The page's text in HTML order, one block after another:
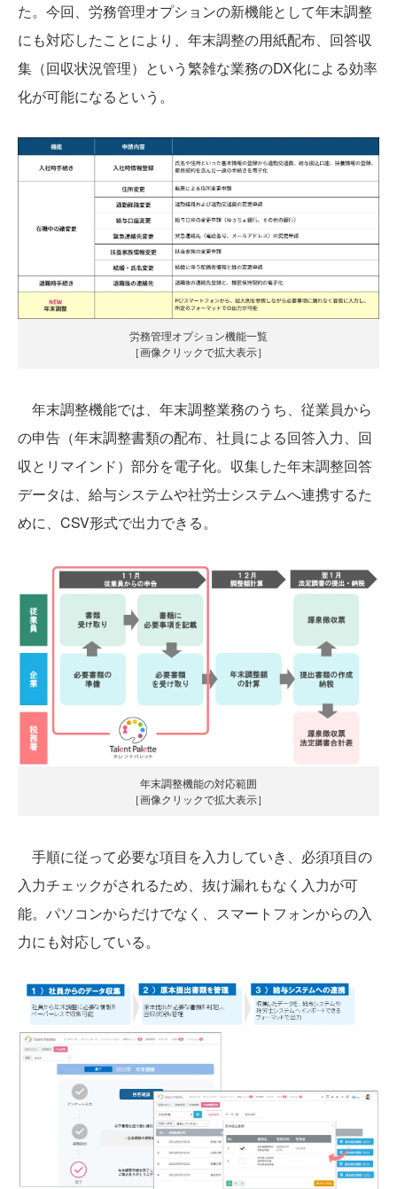
た。今回、労務管理オプションの新機能として年末調整
にも対応したことにより、年末調整の用紙配布、回答収
集（回収状況管理）という繁雑な業務のDX化による効率
化が可能になるという。
労務管理オプション機能一覧
［画像クリックで拡大表示］
年末調整機能では、年末調整業務のうち、従業員から
の申告（年末調整書類の配布、社員による回答入力、回
収とリマインド）部分を電子化。収集した年末調整回答
データは、給与システムや社労士システムへ連携するた
めに、CSV形式で出力できる。
年末調整機能の対応範囲
［画像クリックで拡大表示］
手順に従って必要な項目を入力していき、必須項目の
入力チェックがされるため、抜け漏れもなく入力が可
能。パソコンからだけでなく、スマートフォンからの入
力にも対応している。